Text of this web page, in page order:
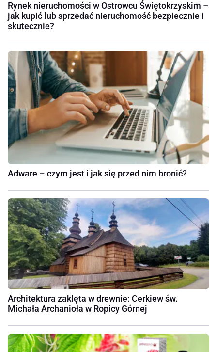
Rynek nieruchomości w Ostrowcu Świętokrzyskim –
jak kupić lub sprzedać nieruchomość bezpiecznie i
skutecznie?
Adware – czym jest i jak się przed nim bronić?
Architektura zaklęta w drewnie: Cerkiew św.
Michała Archanioła w Ropicy Górnej